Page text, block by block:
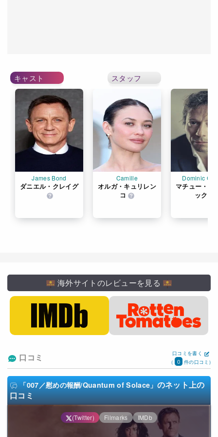
キャスト スタッフ
James Bond
ダニエル・クレイグ
Camille
オルガ・キュリレン
コ
Dominic
マチュー・ア
ック
海外サイトのレビューを見る
口コミ
口コミを書く
(
0 件の口コミ)
「007／慰めの報酬/Quantum of Solace」のネット上の
口コミ
(Twitter) Filmarks IMDb